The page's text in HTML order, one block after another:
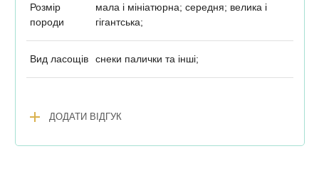
Розмір
породи
мала і мініатюрна; середня; велика і
гігантська;
Вид ласощів снеки палички та інші;
add ДОДАТИ ВІДГУК